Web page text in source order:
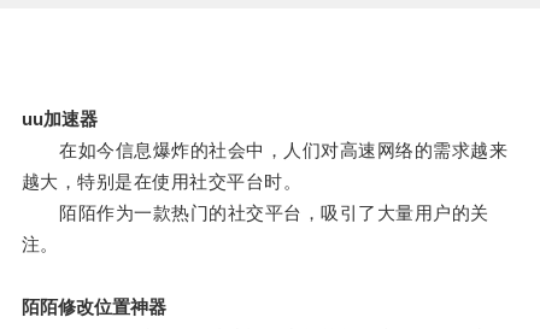
uu加速器
在如今信息爆炸的社会中，人们对高速网络的需求越来
越大，特别是在使用社交平台时。
陌陌作为一款热门的社交平台，吸引了大量用户的关
注。
陌陌修改位置神器